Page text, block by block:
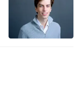
美育品牌名
化建设、民生
亮城市的每一